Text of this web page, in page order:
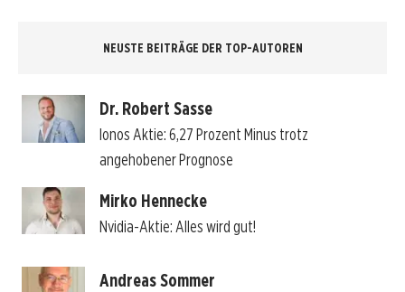
NEUSTE BEITRÄGE DER TOP-AUTOREN
Dr. Robert Sasse
Ionos Aktie: 6,27 Prozent Minus trotz
angehobener Prognose
Mirko Hennecke
Nvidia-Aktie: Alles wird gut!
Andreas Sommer